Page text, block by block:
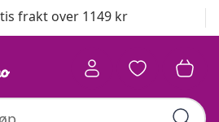
frakt over 1149 kr